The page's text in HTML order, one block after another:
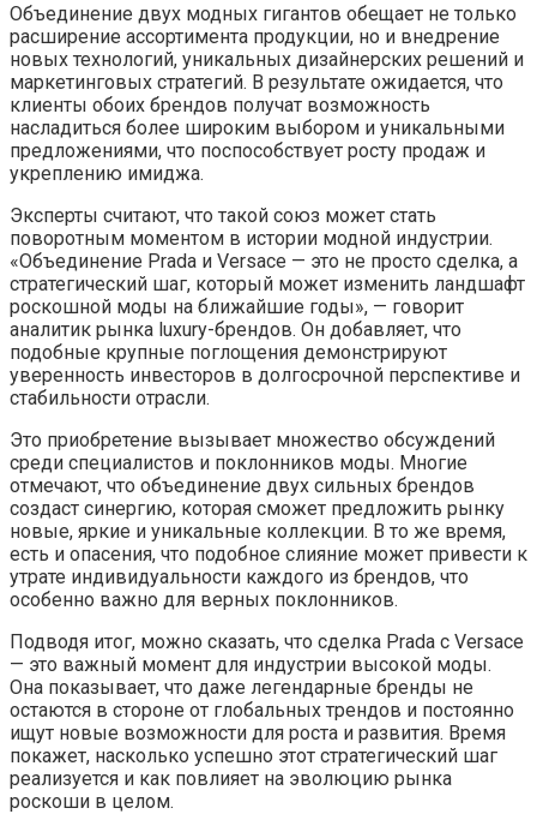
Объединение двух модных гигантов обещает не только
расширение ассортимента продукции, но и внедрение
новых технологий, уникальных дизайнерских решений и
маркетинговых стратегий. В результате ожидается, что
клиенты обоих брендов получат возможность
насладиться более широким выбором и уникальными
предложениями, что поспособствует росту продаж и
укреплению имиджа.
Эксперты считают, что такой союз может стать
поворотным моментом в истории модной индустрии.
«Объединение Prada и Versace — это не просто сделка, а
стратегический шаг, который может изменить ландшафт
роскошной моды на ближайшие годы», — говорит
аналитик рынка luxury-брендов. Он добавляет, что
подобные крупные поглощения демонстрируют
уверенность инвесторов в долгосрочной перспективе и
стабильности отрасли.
Это приобретение вызывает множество обсуждений
среди специалистов и поклонников моды. Многие
отмечают, что объединение двух сильных брендов
создаст синергию, которая сможет предложить рынку
новые, яркие и уникальные коллекции. В то же время,
есть и опасения, что подобное слияние может привести к
утрате индивидуальности каждого из брендов, что
особенно важно для верных поклонников.
Подводя итог, можно сказать, что сделка Prada с Versace
— это важный момент для индустрии высокой моды.
Она показывает, что даже легендарные бренды не
остаются в стороне от глобальных трендов и постоянно
ищут новые возможности для роста и развития. Время
покажет, насколько успешно этот стратегический шаг
реализуется и как повлияет на эволюцию рынка
роскоши в целом.